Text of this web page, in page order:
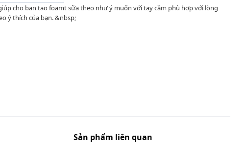
cho bạn tạo foamt sữa theo như ý muốn với tay cầm phù hợp với lòng
ý thích của bạn. &nbsp;
Sản phẩm liên quan